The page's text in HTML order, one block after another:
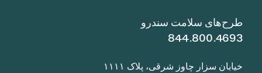
طرح‌های سلامت سندرو
844.800.4693
خیابان سزار چاوز شرقی، پلاک ۱۱۱۱